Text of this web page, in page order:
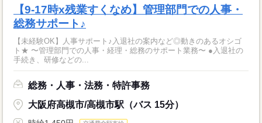
【9-17時x残業すくなめ】管理部門での人事・
総務サポート♪
【未経験OK】人事サポート♪入退社の案内など◎動きのあるオシゴ
ト★ 〜管理部門での人事・経理・総務のサポート業務〜 ●入退社の
手続き、研修などの...
総務・人事・法務・特許事務
大阪府高槻市/高槻市駅（バス 15分）